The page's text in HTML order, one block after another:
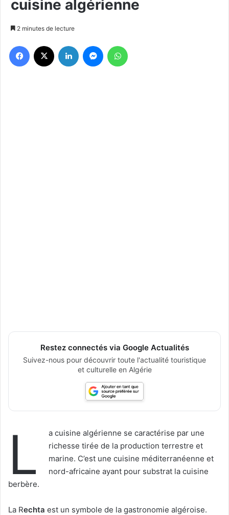
cuisine algérienne
2 minutes de lecture
Restez connectés via Google Actualités
Suivez-nous pour découvrir toute l'actualité touristique
et culturelle en Algérie
L
a cuisine algérienne se caractérise par une
richesse tirée de la production terrestre et
marine. C’est une cuisine méditerranéenne et
nord-africaine ayant pour substrat la cuisine
berbère.
La Rechta est un symbole de la gastronomie algéroise.